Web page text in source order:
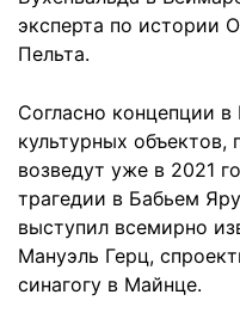
эксперта по истории
Пельта.
Согласно концепции в
культурных объектов,
возведут уже в 2021
трагедии в Бабьем
выступил всемирно
Мануэль Герц,
синагогу в Майнце.